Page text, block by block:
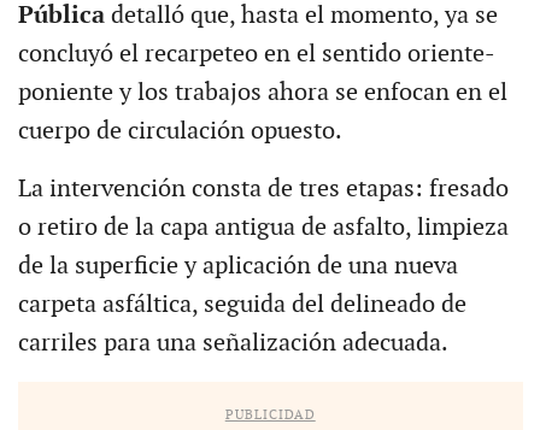
Públicadetalló que, hasta el momento, ya se
concluyó el recarpeteo en el sentido oriente-
poniente y los trabajos ahora se enfocan en el
cuerpo de circulación opuesto.
La intervención consta de tres etapas: fresado
o retiro de la capa antigua de asfalto, limpieza
de la superficie y aplicación de una nueva
carpeta asfáltica, seguida del delineado de
carriles para una señalización adecuada.
PUBLICIDAD